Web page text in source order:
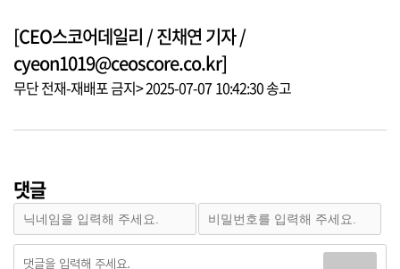
[CEO스코어데일리 / 진채연 기자 /
cyeon1019@ceoscore.co.kr]
무단 전재-재배포 금지> 2025-07-07 10:42:30 송고
댓글